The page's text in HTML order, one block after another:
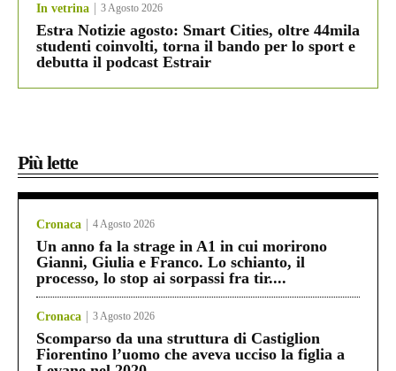
In vetrina 3 Agosto 2026
Estra Notizie agosto: Smart Cities, oltre 44mila
studenti coinvolti, torna il bando per lo sport e
debutta il podcast Estrair
Più lette
Cronaca 4 Agosto 2026
Un anno fa la strage in A1 in cui morirono
Gianni, Giulia e Franco. Lo schianto, il
processo, lo stop ai sorpassi fra tir....
Cronaca 3 Agosto 2026
Scomparso da una struttura di Castiglion
Fiorentino l’uomo che aveva ucciso la figlia a